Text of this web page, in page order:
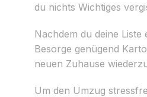
du nichts Wichtiges
Nachdem du deine
Besorge genügend
neuen Zuhause
Um den Umzug